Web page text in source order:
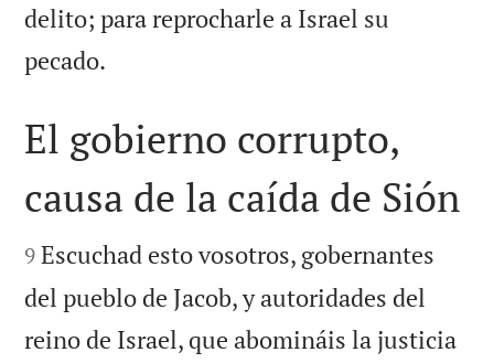
delito; para reprocharle a Israel su
pecado.

El gobierno corrupto,
causa de la caída de Sión

9 Escuchad esto vosotros, gobernantes
del pueblo de Jacob, y autoridades del
reino de Israel, que abomináis la justicia